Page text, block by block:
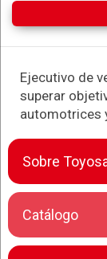
Ejecutivo de
superar
automotrices
Sobre
Toyosa S.A.
Como
completa de
Catálogo